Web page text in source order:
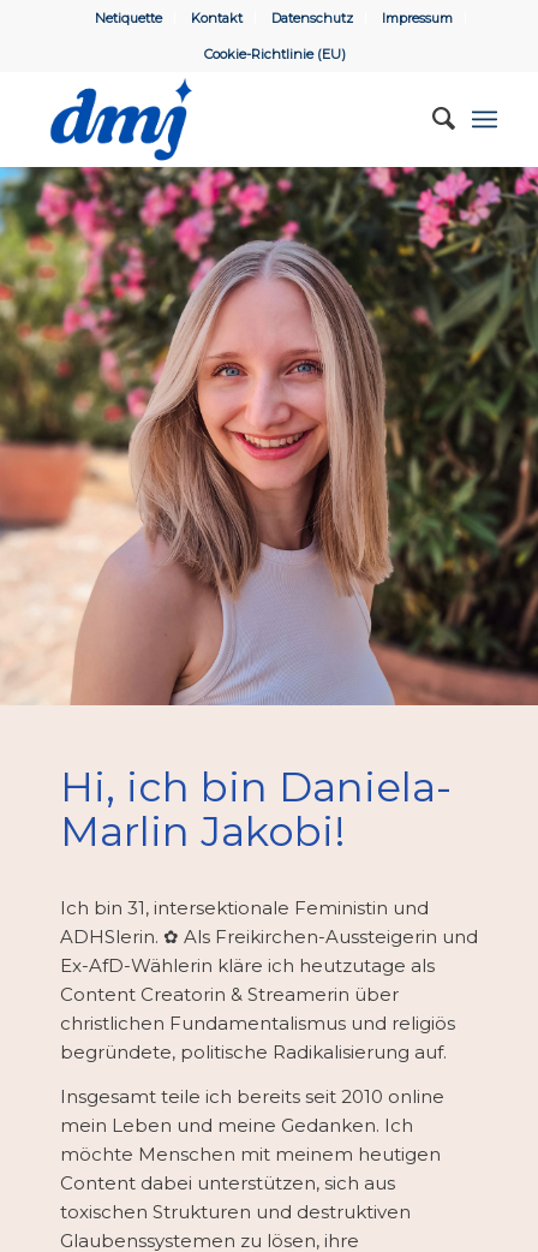
Netiquette Kontakt Datenschutz Impressum
Cookie-Richtlinie (EU)
Hi, ich bin Daniela-
Marlin Jakobi!
Ich bin 31, intersektionale Feministin und
ADHSlerin. ✿ Als Freikirchen-Aussteigerin und
Ex-AfD-Wählerin kläre ich heutzutage als
Content Creatorin & Streamerin über
christlichen Fundamentalismus und religiös
begründete, politische Radikalisierung auf.
Insgesamt teile ich bereits seit 2010 online
mein Leben und meine Gedanken. Ich
möchte Menschen mit meinem heutigen
Content dabei unterstützen, sich aus
toxischen Strukturen und destruktiven
Glaubenssystemen zu lösen, ihre